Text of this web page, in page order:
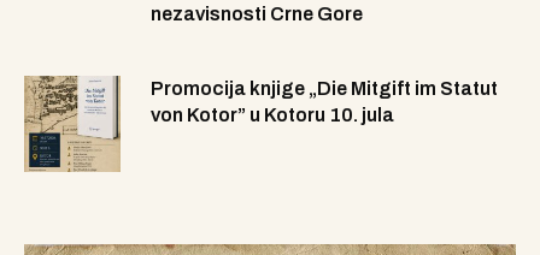
nezavisnosti Crne Gore
Promocija knjige „Die Mitgift im Statut
von Kotor” u Kotoru 10. jula